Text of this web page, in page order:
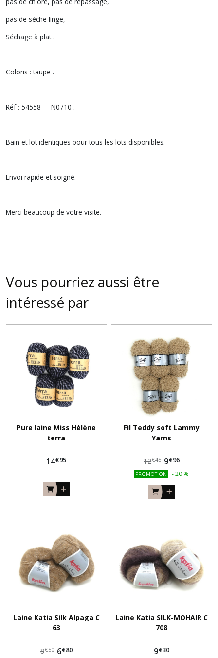
pas de sèche linge,
Séchage à plat .
Coloris : taupe .
Réf : 54558 - N0710 .
Bain et lot identiques pour tous les lots disponibles.
Envoi rapide et soigné.
Merci beaucoup de votre visite.
Vous pourriez aussi être
intéressé par
Pure laine Miss Hélène
terra
14€95
Fil Teddy soft Lammy
Yarns
12€45 9€96
PROMOTION -20 %
Laine Katia Silk Alpaga C
63
8€50 6€80
Laine Katia SILK-MOHAIR C
708
9€30